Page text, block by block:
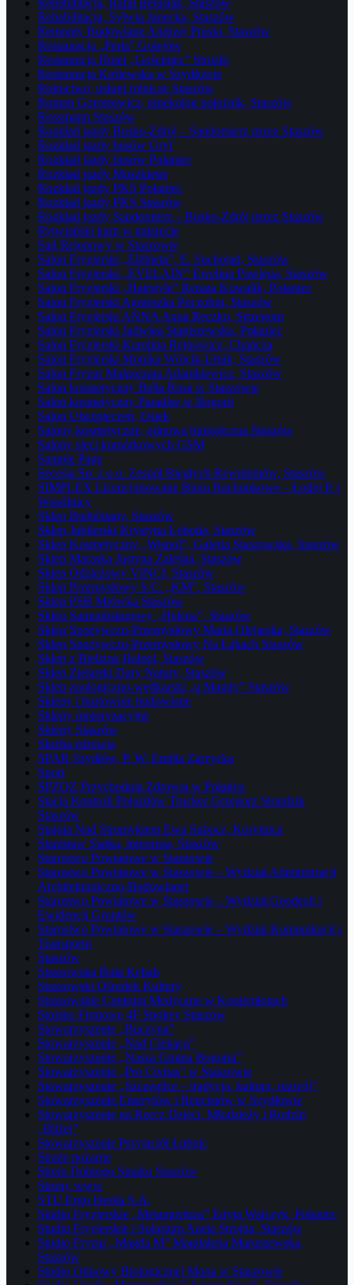
Rehabilitacja, Rafał Belusiak, Staszów
Rehabilitacja, Sylwia Janecka, Staszów
Remonty Budowlane Andrzej Pruski, Staszów
Restauracja „Perła” Golejów
Restauracja Hotel „Gościniec” Strużki
Restauracja Królewska w Szydłowie
Rolnictwo, usługi rolnicze Staszów
Roman Gorostowicz, ginekolog położnik, Staszów
Rossmann Staszów
Rozkład jazdy Busko-Zdrój – Sandomierz przez Staszów
Rozkład jazdy busów Gryf
Rozkład jazdy busów Połaniec
Rozkład jazdy Muszkieter
Rozkład jazdy PKS Połaniec
Rozkład jazdy PKS Staszów
Rozkład jazdy Sandomierz – Busko-Zdrój przez Staszów
Rytwiański karp w galarecie
Sąd Rejonowy w Staszowie
Salon Fryzjerski „Elżbieta”, E. Suchojad, Staszów
Salon Fryzjerski „EVELAIN” Ewelina Pawlęga, Staszów
Salon Fryzjerski „Hairstyle” Renata Kowalik, Połaniec
Salon Fryzjerski Agnieszka Poczobut, Staszów
Salon Fryzjerski ANNA Anna Reczko, Strzegom
Salon Fryzjerski Jadwiga Staniszewska, Połaniec
Salon Fryzjerski Karolina Rejnowicz, Chańcza
Salon Fryzjerski Monika Wójcik-Utnik, Staszów
Salon Fryzur Małgorzata Adamkiewicz, Staszów
Salon kosmetyczny Bella Rosa w Staszowie
Salon kosmetyczny Paradise w Bogorii
Salon Ubezpieczeń, Osiek
Salony kosmetyczne, odnowa biologiczna Staszów
Salony sieci komórkowych GSM
Sample Page
Secesja Sp. z o.o. Zespół Biegłych Rewidentów, Staszów
SIMPLEX Licencjonowane Biuro Rachunkowe – Łodej P. i
Wspólnicy
Sklep Bieliźniany, Staszów
Sklep Jubilerski Krystyna Łoboda, Staszów
Sklep Kosmetyczny „Wispol”, Galeria Staszowska, Staszów
Sklep Maraska Justyna Zaleśna, Staszów
Sklep Odzieżowy VINCI, Staszów
Sklep Przemysłowy S.C. „KM”, Staszów
Sklep PSB Mrówka Staszów
Sklep Samoobsługowy „Helena”, Staszów
Sklep Spożywczo-Przemysłowy Maria Olejarska, Staszów
Sklep Spożywczo-Przemysłowy Na Łąkach Staszów
Sklep z Bielizną Halpol, Staszów
Sklep Zielarski Dary Natury, Staszów
Sklep zoologiczno-wędkarski „u Magdy” Staszów
Sklepy i hurtownie budowlane
Sklepy motoryzacyjne
Sklepy Staszów
Służba zdrowia
SPAR Szydłów, P. W. Emilia Zarzycka
Sport
SPZOZ Przychodnia Zdrowia w Połańcu
Stacja Kontroli Pojazdów Trucker Grzegorz Stondzik
Staszów
Stajnia Nad Strumykiem Ewa Subocz, Korytnica
Stanisław Siatka, internista, Staszów
Starostwo Powiatowe w Staszowie
Starostwo Powiatowe w Staszowie – Wydział Administracji
Architektoniczno-Budowlanej
Starostwo Powiatowe w Staszowie – Wydział Geodezji i
Ewidencji Gruntów
Starostwo Powiatowe w Staszowie – Wydział Komunikacji i
Transportu
Staszów
Staszowska Buła Kebab
Staszowski Ośrodek Kultury
Staszowskie Centrum Medyczne w Koniemłotach
Stoisko Firmowe 4F Spokey Staszów
Stowarzyszenie „Buczyna”
Stowarzyszenie „Nad Ciekącą”
Stowarzyszenie „Nasza Gmina Bogoria”
Stowarzyszenie „Pro Civitas” w Staszowie
Stowarzyszenie „Szczeglice – tradycja, kultura, rozwój”
Stowarzyszenie Emerytów i Rencistów w Szydłowie
Stowarzyszenie na Rzecz Dzieci, Młodzieży i Rodzin
„Bliżej”
Stowarzyszenie Przyjaciół Łubnic
Straże pożarne
Strefa Dobrego Smaku Staszów
Strony www
STU Ergo Hestia S.A.
Studio Fryzjerskie „Metamorfoza” Edyta Walczyk, Połaniec
Studio Fryzjerskie i Solarium Aneta Strojna, Staszów
Studio Fryzur „Magda M” Magdalena Maruszewska,
Staszów
Studio Odnowy Biologicznej Mona w Staszowie